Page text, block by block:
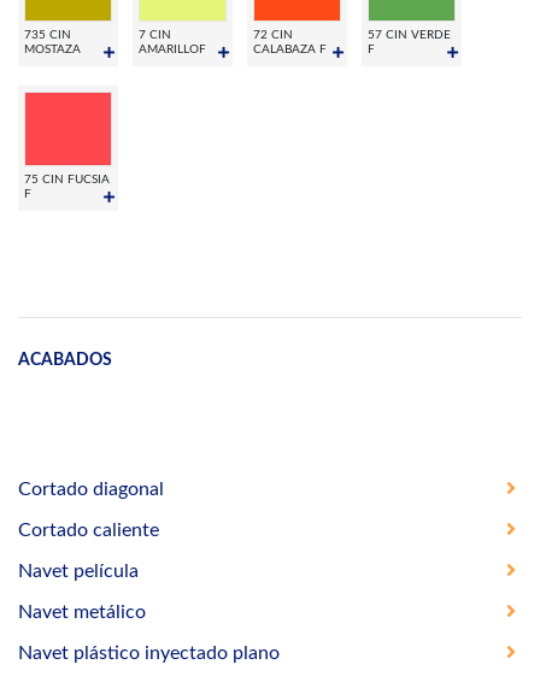
735 CIN
MOSTAZA
7 CIN
AMARILLOF
72 CIN
CALABAZA F
57 CIN VERDE
F
75 CIN FUCSIA
F
ACABADOS
Cortado diagonal
Cortado caliente
Navet película
Navet metálico
Navet plástico inyectado plano